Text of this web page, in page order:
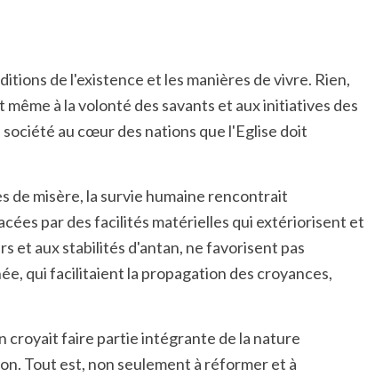
de l'existence et les manières de vivre. Rien,
à la volonté des savants et aux initiatives des
au cœur des nations que l'Eglise doit
de misère, la survie humaine rencontrait
par des facilités matérielles qui extériorisent et
et aux stabilités d'antan, ne favorisent pas
qui facilitaient la propagation des croyances,
croyait faire partie intégrante de la nature
Tout est, non seulement à réformer et à